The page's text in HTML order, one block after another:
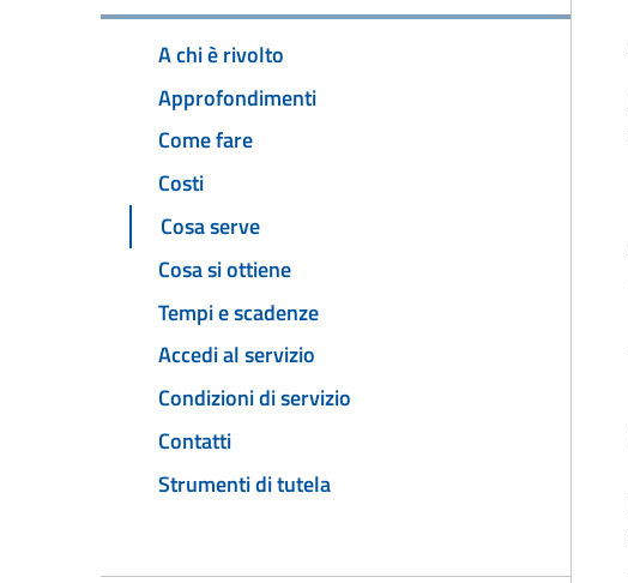
A chi è rivolto
Approfondimenti
Come fare
Costi
Cosa serve
Cosa si ottiene
Tempi e scadenze
Accedi al servizio
Condizioni di servizio
Contatti
Strumenti di tutela